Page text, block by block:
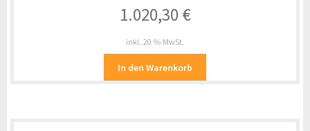
1.020,30 €
inkl. 20 % MwSt.
In den Warenkorb